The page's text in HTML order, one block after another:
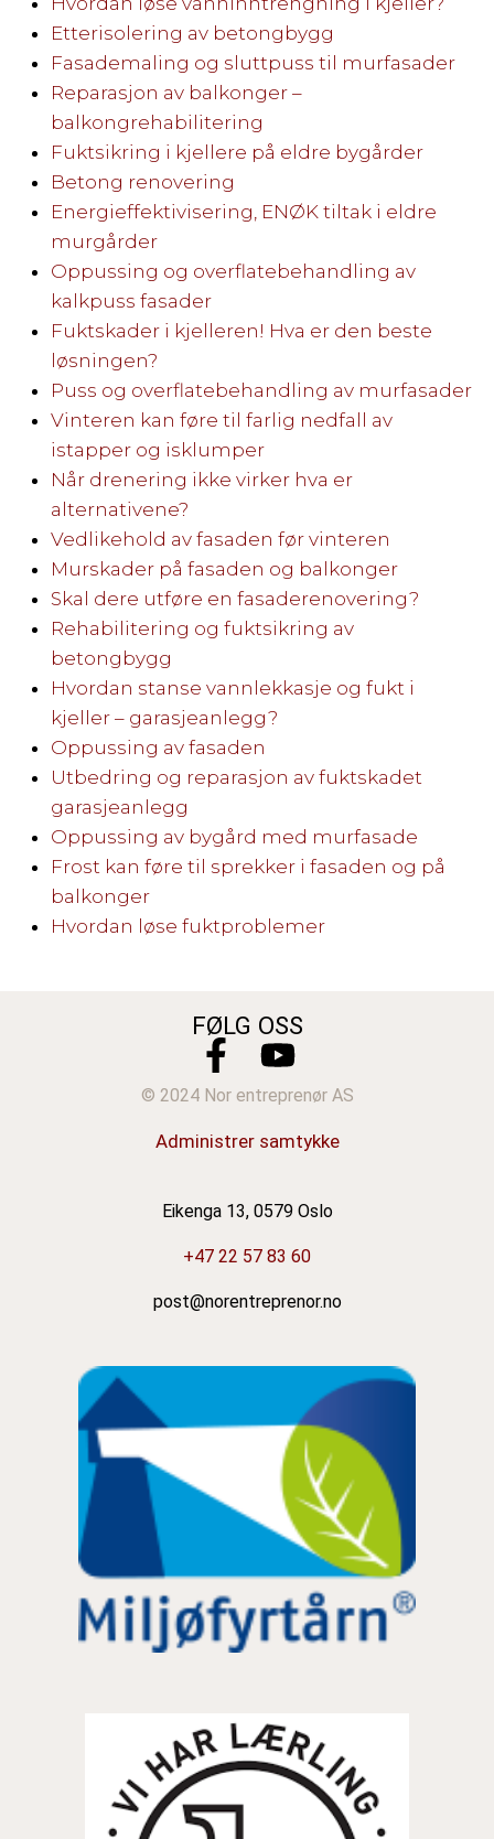
Etterisolering av betongbygg
Fasademaling og sluttpuss til murfasader
Reparasjon av balkonger –
balkongrehabilitering
Fuktsikring i kjellere på eldre bygårder
Betong renovering
Energieffektivisering, ENØK tiltak i eldre
murgårder
Oppussing og overflatebehandling av
kalkpuss fasader
Fuktskader i kjelleren! Hva er den beste
løsningen?
Puss og overflatebehandling av murfasader
Vinteren kan føre til farlig nedfall av
istapper og isklumper
Når drenering ikke virker hva er
alternativene?
Vedlikehold av fasaden før vinteren
Murskader på fasaden og balkonger
Skal dere utføre en fasaderenovering?
Rehabilitering og fuktsikring av
betongbygg
Hvordan stanse vannlekkasje og fukt i
kjeller – garasjeanlegg?
Oppussing av fasaden
Utbedring og reparasjon av fuktskadet
garasjeanlegg
Oppussing av bygård med murfasade
Frost kan føre til sprekker i fasaden og på
balkonger
Hvordan løse fuktproblemer
FØLG OSS
© 2024 Nor entreprenør AS
Administrer samtykke
Eikenga 13, 0579 Oslo
+47 22 57 83 60
post@norentreprenor.no